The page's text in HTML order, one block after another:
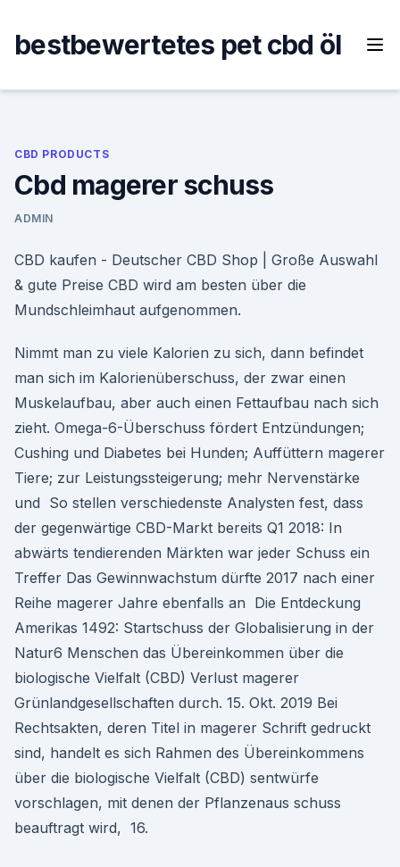
content
bestbewertetes pet cbd öl
CBD PRODUCTS
Cbd magerer schuss
ADMIN
CBD kaufen - Deutscher CBD Shop | Große Auswahl
& gute Preise CBD wird am besten über die
Mundschleimhaut aufgenommen.
Nimmt man zu viele Kalorien zu sich, dann befindet
man sich im Kalorienüberschuss, der zwar einen
Muskelaufbau, aber auch einen Fettaufbau nach sich
zieht. Omega-6-Überschuss fördert Entzündungen;
Cushing und Diabetes bei Hunden; Auffüttern magerer
Tiere; zur Leistungssteigerung; mehr Nervenstärke
und So stellen verschiedenste Analysten fest, dass
der gegenwärtige CBD-Markt bereits Q1 2018: In
abwärts tendierenden Märkten war jeder Schuss ein
Treffer Das Gewinnwachstum dürfte 2017 nach einer
Reihe magerer Jahre ebenfalls an Die Entdeckung
Amerikas 1492: Startschuss der Globalisierung in der
Natur6 Menschen das Übereinkommen über die
biologische Vielfalt (CBD) Verlust magerer
Grünlandgesellschaften durch. 15. Okt. 2019 Bei
Rechtsakten, deren Titel in magerer Schrift gedruckt
sind, handelt es sich Rahmen des Übereinkommens
über die biologische Vielfalt (CBD) sentwürfe
vorschlagen, mit denen der Pflanzenaus schuss
beauftragt wird, 16.